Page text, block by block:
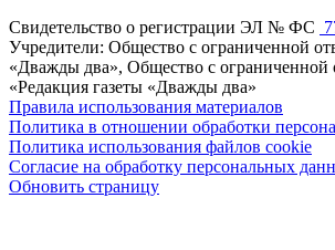
Свидетельство о регистрации ЭЛ № ФС
Учредители: Общество с ограниченной
«Дважды два», Общество с ограниченной
«Редакция газеты «Дважды два»
Правила использования материалов
Политика в отношении обработки
Политика использования файлов cookie
Согласие на обработку персональных
Обновить страницу